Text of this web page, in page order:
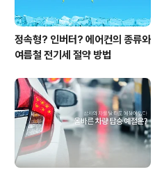
정속형? 인버터? 에어컨의 종류와
여름철 전기세 절약 방법